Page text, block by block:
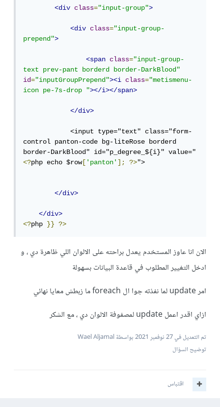
<div class="input-group">
<div class="input-group-
prepend">
<span class="input-group-
text prev-pant borderd border-DarkBlood"
id="inputGroupPrepend"><i class="metismenu-
icon pe-7s-drop "></i></span>
</div>
            <input type="text" class="form-
control panton-code bg-liteRose borderd
border-DarkBlood" id="p_degree_${i}" value="
<?php echo $row['panton']; ?>">
</div>
</div>
<?php }} ?>
الان انا عاوز المستخدم يعدل براحته على الالوان اللي ظاهرة دي ، و
ادخل التغيير المطلوب في قاعدة البيانات بسهولة
امر update لما نفذته جوا ال foreach ما زبطش معايا نهائي
ازاي اقدر اعمل update لمصفوفة الالوان دي ، مع الشكر
تم التعديل في27 نوفمبر 2021
بواسطة Wael Aljamal
توضيح السؤال
اقتباس